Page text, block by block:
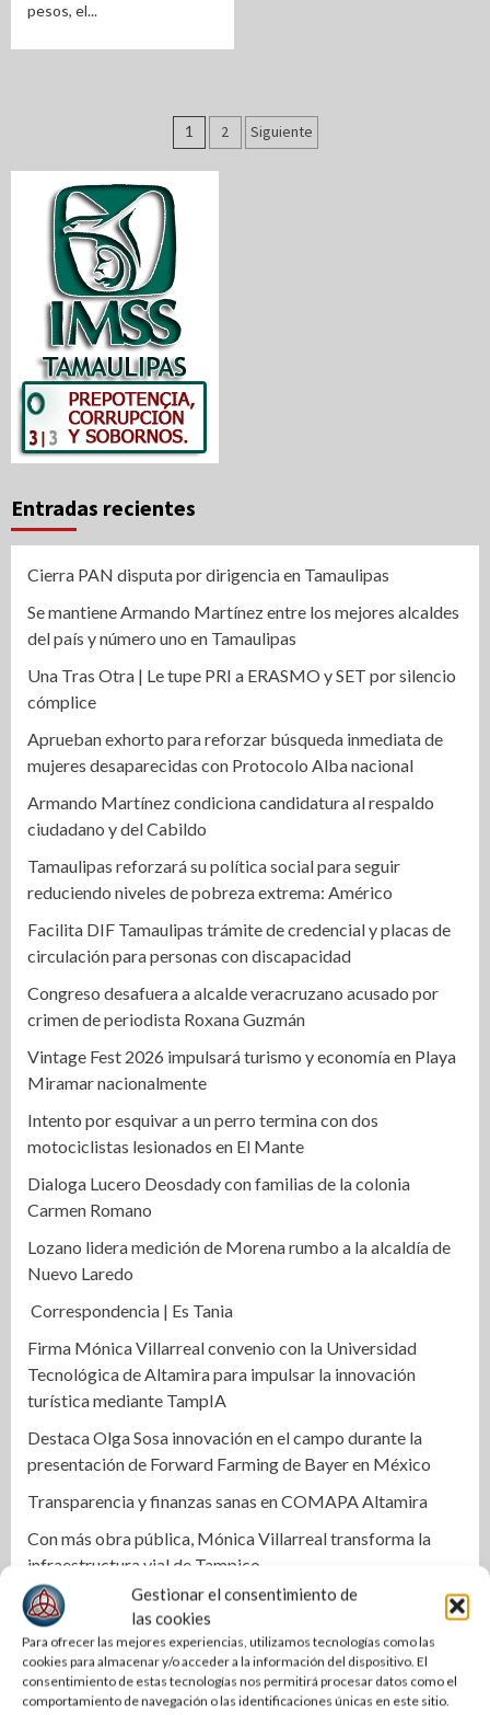
Gestionar el consentimiento de
las cookies
Para ofrecer las mejores experiencias, utilizamos tecnologías como las
cookies para almacenar y/o acceder a la información del dispositivo. El
consentimiento de estas tecnologías nos permitirá procesar datos como el
comportamiento de navegación o las identificaciones únicas en este sitio.
pesos, el...
Paginación
de
entradas
1 2 Siguiente
Entradas recientes
Cierra PAN disputa por dirigencia en Tamaulipas
Se mantiene Armando Martínez entre los mejores alcaldes
del país y número uno en Tamaulipas
Una Tras Otra | Le tupe PRI a ERASMO y SET por silencio
cómplice
Aprueban exhorto para reforzar búsqueda inmediata de
mujeres desaparecidas con Protocolo Alba nacional
Armando Martínez condiciona candidatura al respaldo
ciudadano y del Cabildo
Tamaulipas reforzará su política social para seguir
reduciendo niveles de pobreza extrema: Américo
Facilita DIF Tamaulipas trámite de credencial y placas de
circulación para personas con discapacidad
Congreso desafuera a alcalde veracruzano acusado por
crimen de periodista Roxana Guzmán
Vintage Fest 2026 impulsará turismo y economía en Playa
Miramar nacionalmente
Intento por esquivar a un perro termina con dos
motociclistas lesionados en El Mante
Dialoga Lucero Deosdady con familias de la colonia
Carmen Romano
Lozano lidera medición de Morena rumbo a la alcaldía de
Nuevo Laredo
Correspondencia | Es Tania
Firma Mónica Villarreal convenio con la Universidad
Tecnológica de Altamira para impulsar la innovación
turística mediante TampIA
Destaca Olga Sosa innovación en el campo durante la
presentación de Forward Farming de Bayer en México
Transparencia y finanzas sanas en COMAPA Altamira
Con más obra pública, Mónica Villarreal transforma la
infraestructura vial de Tampico
Impulsa STPS ferias del empleo para jóvenes en tres
regiones de Tamaulipas
Impulsa Tamaulipas exportación de productos locales con
programa “De Tamaulipas para Texas, exportar también